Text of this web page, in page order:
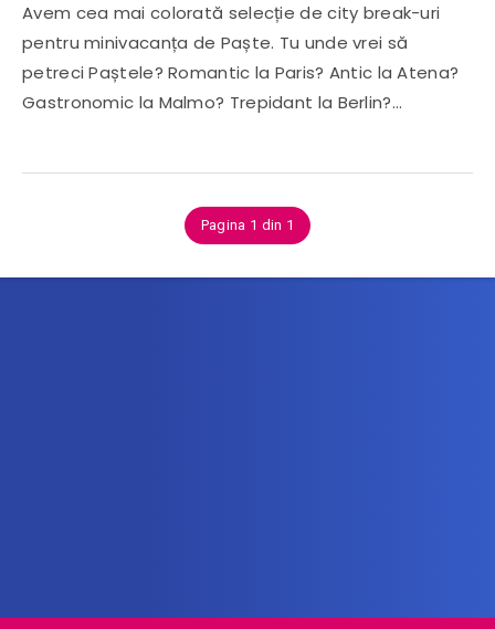
Avem cea mai colorată selecție de city break-uri
pentru minivacanța de Paște. Tu unde vrei să
petreci Paștele? Romantic la Paris? Antic la Atena?
Gastronomic la Malmo? Trepidant la Berlin?…
Pagina 1 din 1